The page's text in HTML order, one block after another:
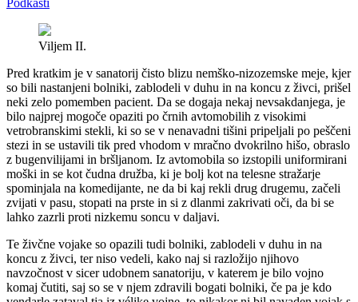
Viljem II.
Pred kratkim je v sanatorij čisto blizu nemško-nizozemske meje, kjer
so bili nastanjeni bolniki, zablodeli v duhu in na koncu z živci, prišel
neki zelo pomemben pacient. Da se dogaja nekaj nevsakdanjega, je
bilo najprej mogoče opaziti po črnih avtomobilih z visokimi
vetrobranskimi stekli, ki so se v nenavadni tišini pripeljali po peščeni
stezi in se ustavili tik pred vhodom v mračno dvokrilno hišo, obraslo
z bugenvilijami in bršljanom. Iz avtomobila so izstopili uniformirani
moški in se kot čudna družba, ki je bolj kot na telesne stražarje
spominjala na komedijante, ne da bi kaj rekli drug drugemu, začeli
zvijati v pasu, stopati na prste in si z dlanmi zakrivati oči, da bi se
lahko zazrli proti nizkemu soncu v daljavi.
Te živčne vojake so opazili tudi bolniki, zablodeli v duhu in na
koncu z živci, ter niso vedeli, kako naj si razložijo njihovo
navzočnost v sicer udobnem sanatoriju, v katerem je bilo vojno
komaj čutiti, saj so se v njem zdravili bogati bolniki, če pa je kdo